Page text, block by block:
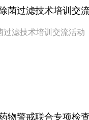
菌过滤技术培训交
过滤技术培训交流活动
物警戒联合专项检查